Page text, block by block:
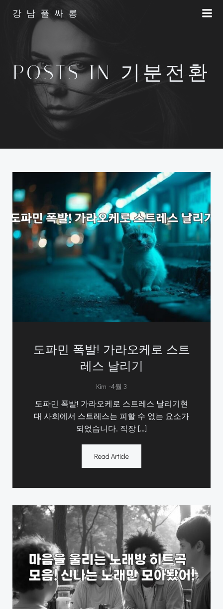
강남풀싸롱
POSTS IN 기분전환
도파민 폭발! 가라오케로 스트
레스 날리기
Kim -4월 3
도파민 폭발! 가라오케로 스트레스 날리기현
대 사회에서 스트레스는 피할 수 없는 요소가
되었습니다. 직장 […]
Read Article